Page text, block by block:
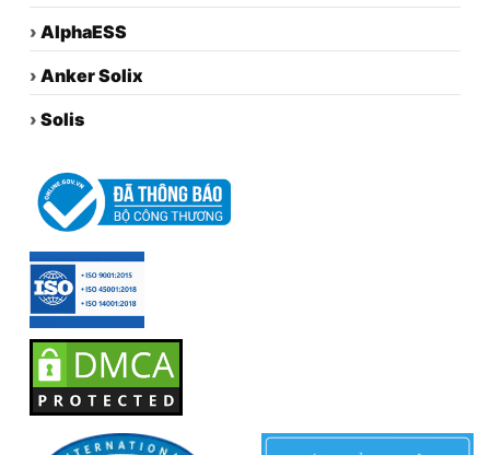
› AlphaESS
› Anker Solix
› Solis